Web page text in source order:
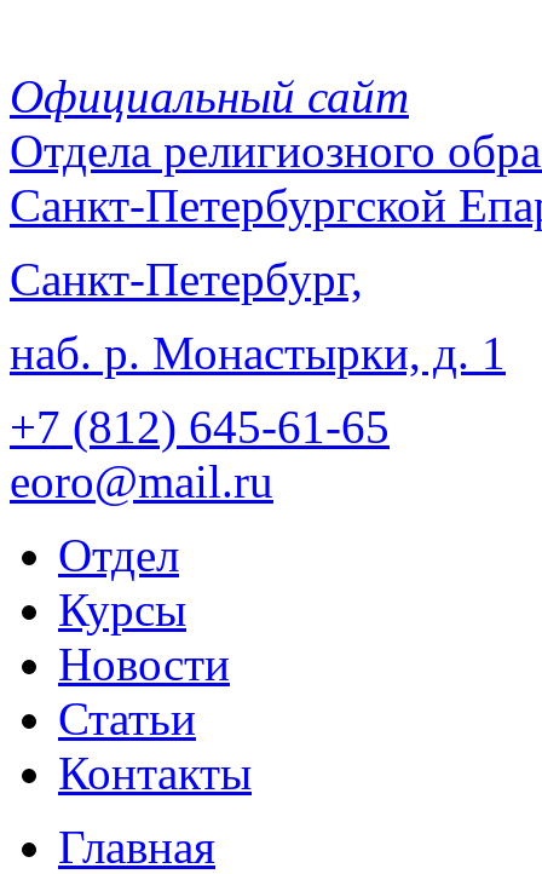
Официальный сайт
Отдела религиозного
Санкт-Петербургской
Санкт-Петербург,
наб. р. Монастырки, д. 1
+7 (812) 645-61-65
eoro@mail.ru
Отдел
Курсы
Новости
Статьи
Контакты
Главная